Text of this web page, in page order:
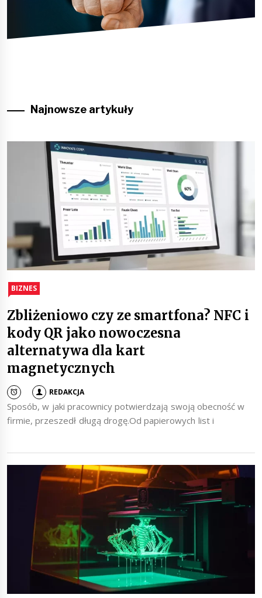
Najnowsze artykuły
BIZNES
Zbliżeniowo czy ze smartfona? NFC i
kody QR jako nowoczesna
alternatywa dla kart
magnetycznych
REDAKCJA
Sposób, w jaki pracownicy potwierdzają swoją obecność w
firmie, przeszedł długą drogę.Od papierowych list i